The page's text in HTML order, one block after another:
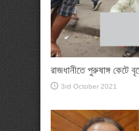
রাজধানীতে পুরুষাঙ্গ কেটে
3rd October 2021